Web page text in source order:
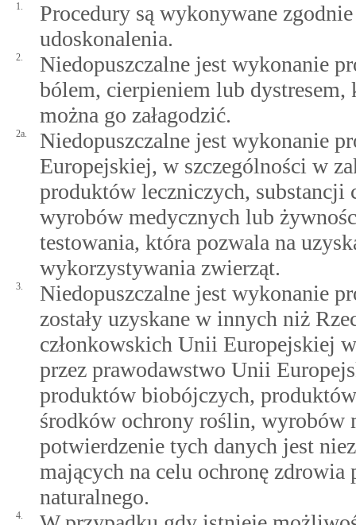
1.
Procedury są wykonywane
udoskonalenia.
2.
Niedopuszczalne jest wykonanie
bólem, cierpieniem lub dystresem,
można go załagodzić.
2a.
Niedopuszczalne jest wykonanie
Europejskiej, w szczególności w
produktów leczniczych,
wyrobów medycznych lub
testowania, która pozwala na
wykorzystywania zwierząt.
3.
Niedopuszczalne jest wykonanie
zostały uzyskane w innych niż
członkowskich Unii Europejskiej
przez prawodawstwo Unii
produktów biobójczych,
środków ochrony roślin, wyrobów
potwierdzenie tych danych jest
mających na celu ochronę
naturalnego.
4.